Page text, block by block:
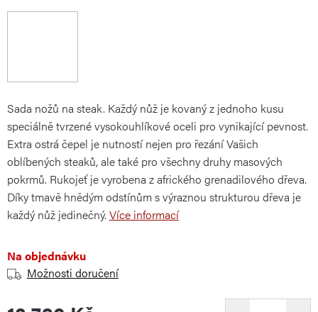
Sada nožů na steak. Každý nůž je kovanýz jednoho kusu
speciálnětvrzenévysokouhlíkové oceli pro vynikající pevnost.
Extra ostrá čepel je nutností nejen pro řezání Vašich
oblíbených steaků, ale také pro všechny druhy masových
pokrmů. Rukojeť je vyrobena z afrického grenadilového dřeva.
Díky tmavě hnědým odstínům s výraznou strukturou dřeva je
každý nůž jedinečný. Více informací
Na objednávku
Možnosti doručení